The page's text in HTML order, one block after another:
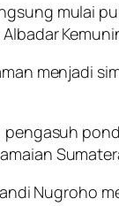
mulai
menjadi
Nugroho